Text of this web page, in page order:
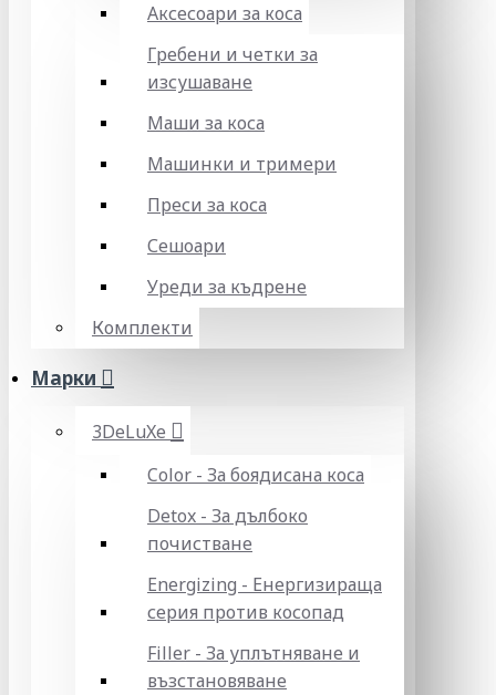
Аксесоари за коса
Гребени и четки за
изсушаване
Маши за коса
Машинки и тримери
Преси за коса
Сешоари
Уреди за къдрене
Комплекти
Марки
3DeLuXe
Color - За боядисана коса
Detox - За дълбоко
почистване
Energizing - Енергизираща
серия против косопад
Filler - За уплътняване и
възстановяване